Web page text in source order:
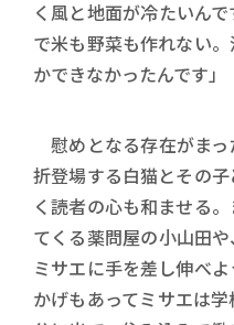
く風と地面が冷たいん
で米も野菜も作れない
かできなかったんです」
慰めとなる存在がま
折登場する白猫とその
く読者の心も和ませる
てくる薬問屋の小山田や
ミサエに手を差し伸べ
かげもあってミサエは